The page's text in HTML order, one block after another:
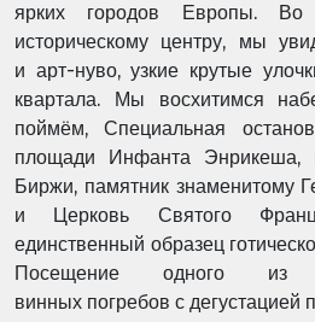
ярких городов Европы.
историческому центру, мы
и арт-нуво, узкие крутые
квартала. Мы восхитимся
поймём, Специальная
площади Инфанта Энрикеша,
Биржи, памятник знаменитому
и Церковь Святого
единственный образец
Посещение одного из
винных погребов с дегустацией